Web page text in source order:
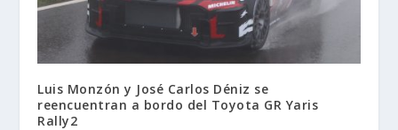
Luis Monzón y José Carlos Déniz se
reencuentran a bordo del Toyota GR Yaris
Rally2